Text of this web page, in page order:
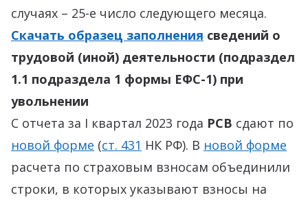
случаях – 25-е число следующего месяца.
Скачать образец заполнения сведений о
трудовой (иной) деятельности (подраздел
1.1 подраздела 1 формы ЕФС-1) при
увольнении
С отчета за I квартал 2023 года РСВ сдают по
новой форме (ст. 431 НК РФ). В новой форме
расчета по страховым взносам объединили
строки, в которых указывают взносы на